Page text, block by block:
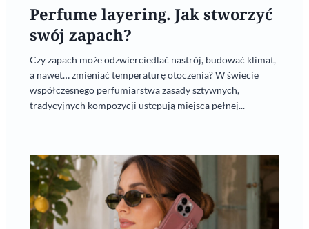
Perfume layering. Jak stworzyć
swój zapach?
Czy zapach może odzwierciedlać nastrój, budować klimat,
a nawet… zmieniać temperaturę otoczenia? W świecie
współczesnego perfumiarstwa zasady sztywnych,
tradycyjnych kompozycji ustępują miejsca pełnej...